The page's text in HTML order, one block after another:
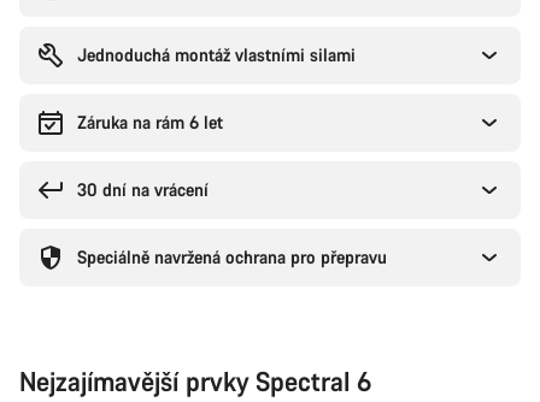
Jednoduchá montáž vlastními silami
Záruka na rám 6 let
30 dní na vrácení
Speciálně navržená ochrana pro přepravu
Nejzajímavější prvky Spectral 6